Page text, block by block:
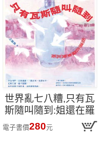
世界亂七八糟,只有瓦
斯隨叫隨到:姐還在羅
東賣瓦斯
電子書價280元